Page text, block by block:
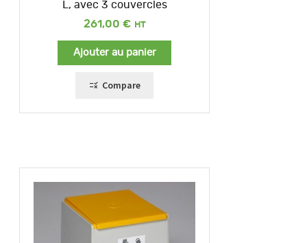
L, avec 3 couvercles
261,00 €
Ajouter au panier
Compare